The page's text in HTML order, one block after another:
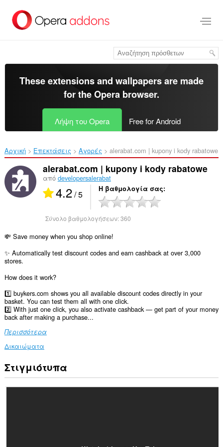
στο
κύριο
These extensions and wallpapers are made
for theOpera browser.
Λήψη του Opera Free for Android
Αρχική Επεκτάσεις Αγορές alerabat.com | kupony i kody rabatowe‎
alerabat.com | kupony i kody rabatowe
από developersalerabat
4.2/ 5 Η βαθμολογία σας
Σύνολο βαθμολογήσεων:360
💸 Save money when you shop online!
✨ Automatically test discount codes and earn cashback at over 3,000
stores.
How does it work?
1️⃣ buykers.com shows you all available discount codes directly in your
basket. You can test them all with one click.
2️⃣ With just one click, you also activate cashback — get part of your money
back after making a purchase...
Περισσότερα
Δικαιώματα
Αυτή
η
Στιγμιότυπα